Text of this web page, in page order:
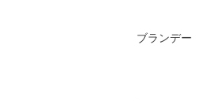
ブランデー